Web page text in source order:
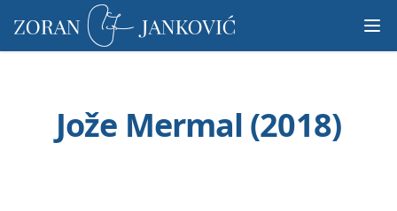
upoštevajte:
To
Jože Mermal (2018)